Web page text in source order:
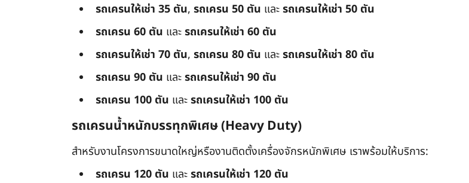
รถเครนให้เช่า 35 ตัน, รถเครน 50 ตัน และรถเครนให้เช่า 50 ตัน
รถเครน 60 ตัน และรถเครนให้เช่า 60 ตัน
รถเครนให้เช่า 70 ตัน, รถเครน 80 ตัน และรถเครนให้เช่า 80 ตัน
รถเครน 90 ตัน และรถเครนให้เช่า 90 ตัน
รถเครน 100 ตัน และรถเครนให้เช่า 100 ตัน
รถเครนน้ำหนักบรรทุกพิเศษ (Heavy Duty)
สำหรับงานโครงการขนาดใหญ่หรืองานติดตั้งเครื่องจักรหนักพิเศษ เราพร้อมให้บริการ:
รถเครน 120 ตัน และรถเครนให้เช่า 120 ตัน